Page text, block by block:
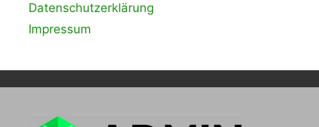
Datenschutzerklärung
Impressum